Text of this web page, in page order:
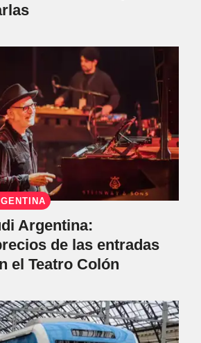
Argentina:
de las entradas
el Teatro Colón